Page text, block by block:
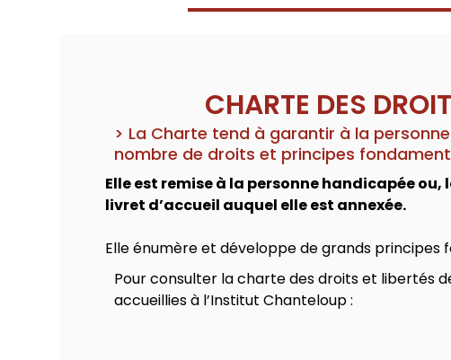
CHARTE DES
> La Charte tend à garantir à la
nombre de droits et principes
Elle est remise à la personne handicapée
livret d’accueil auquel elle est annexée.
Elle énumère et développe de grands
Pour consulter la charte des droits et libertés
accueillies à l’Institut Chanteloup :